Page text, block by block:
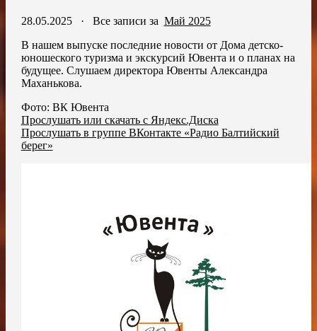
28.05.2025· Все записи за Май 2025
В нашем выпуске последние новости от Дома детско-
юношеского туризма и экскурсий Ювента и о планах на
будущее. Слушаем директора Ювенты Александра
Маханькова.
Фото: ВК Ювента
Прослушать или скачать с Яндекс.Диска
Прослушать в группе ВКонтакте «Радио Балтийский
берег»